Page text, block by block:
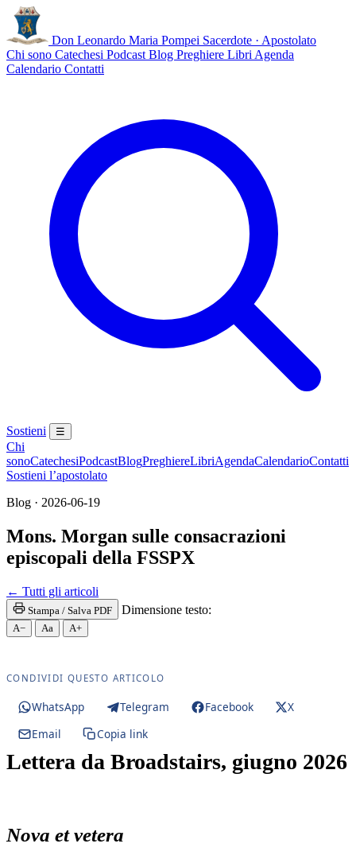
Don Leonardo Maria Pompei Sacerdote · Apostolato
Chi sono Catechesi Podcast Blog Preghiere Libri Agenda
Calendario Contatti
Sostieni ☰
Chi
sonoCatechesiPodcastBlogPreghiereLibriAgendaCalendarioContatti
Sostieni l’apostolato
Blog · 2026-06-19
Mons. Morgan sulle consacrazioni
episcopali della FSSPX
← Tutti gli articoli
Stampa / Salva PDF Dimensione testo:
A− Aa A+
CONDIVIDI QUESTO ARTICOLO
WhatsApp Telegram Facebook
X
Email
Copia link
Lettera da Broadstairs, giugno 2026
Nova et vetera